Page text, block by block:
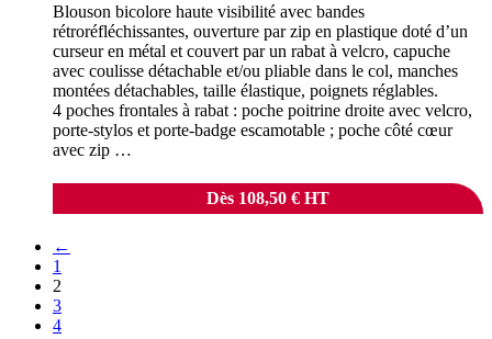
Blouson bicolore haute visibilité avec bandes
rétroréfléchissantes, ouverture par zip en plastique doté d’un
curseur en métal et couvert par un rabat à velcro, capuche
avec coulisse détachable et/ou pliable dans le col, manches
montées détachables, taille élastique, poignets réglables.
4 poches frontales à rabat : poche poitrine droite avec velcro,
porte-stylos et porte-badge escamotable ; poche côté cœur
avec zip …
Dès 108,50 € HT
←
1
2
3
4